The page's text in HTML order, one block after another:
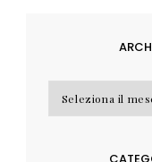
Archivi